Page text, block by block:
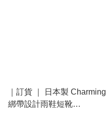
｜訂貨 ｜ 日本製 Charming
綁帶設計雨鞋短靴